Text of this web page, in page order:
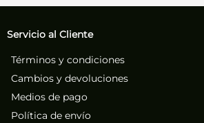
Servicio al Cliente
Términos y condiciones
Cambios y devoluciones
Medios de pago
Política de envío